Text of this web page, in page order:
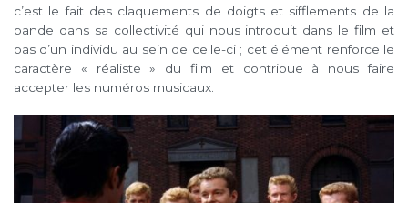
c’est le fait des claquements de doigts et sifflements de la
bande dans sa collectivité qui nous introduit dans le film et
pas d’un individu au sein de celle-ci ; cet élément renforce le
caractère « réaliste » du film et contribue à nous faire
accepter les numéros musicaux.